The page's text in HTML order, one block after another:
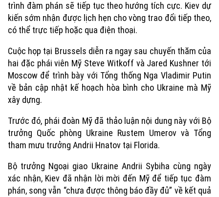
trình đàm phán sẽ tiếp tục theo hướng tích cực. Kiev dự
kiến sớm nhận được lịch hẹn cho vòng trao đổi tiếp theo,
có thể trực tiếp hoặc qua điện thoại.
Cuộc họp tại Brussels diễn ra ngay sau chuyến thăm của
hai đặc phái viên Mỹ Steve Witkoff và Jared Kushner tới
Moscow để trình bày với Tổng thống Nga Vladimir Putin
về bản cập nhật kế hoạch hòa bình cho Ukraine mà Mỹ
xây dựng.
Trước đó, phái đoàn Mỹ đã thảo luận nội dung này với Bộ
trưởng Quốc phòng Ukraine Rustem Umerov và Tổng
tham mưu trưởng Andrii Hnatov tại Florida.
Bộ trưởng Ngoại giao Ukraine Andrii Sybiha cùng ngày
xác nhận, Kiev đã nhận lời mời đến Mỹ để tiếp tục đàm
phán, song vẫn “chưa được thông báo đầy đủ” về kết quả